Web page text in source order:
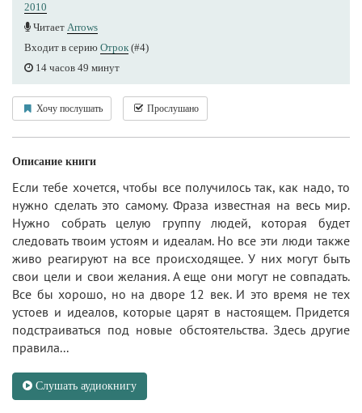
2010
Читает Arrows
Входит в серию Отрок (#4)
14 часов 49 минут
Хочу послушать Прослушано
Описание книги
Если тебе хочется, чтобы все получилось так, как надо, то
нужно сделать это самому. Фраза известная на весь мир.
Нужно собрать целую группу людей, которая будет
следовать твоим устоям и идеалам. Но все эти люди также
живо реагируют на все происходящее. У них могут быть
свои цели и свои желания. А еще они могут не совпадать.
Все бы хорошо, но на дворе 12 век. И это время не тех
устоев и идеалов, которые царят в настоящем. Придется
подстраиваться под новые обстоятельства. Здесь другие
правила...
Слушать аудиокнигу